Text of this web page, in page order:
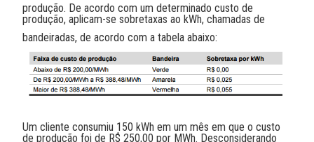
produção. De acordo com um determinado custo de
produção, aplicam-se sobretaxas ao kWh, chamadas de
bandeiradas, de acordo com a tabela abaixo:
Um cliente consumiu 150 kWh em um mês em que o custo
de produção foi de R$ 250,00 por MWh. Desconsiderando